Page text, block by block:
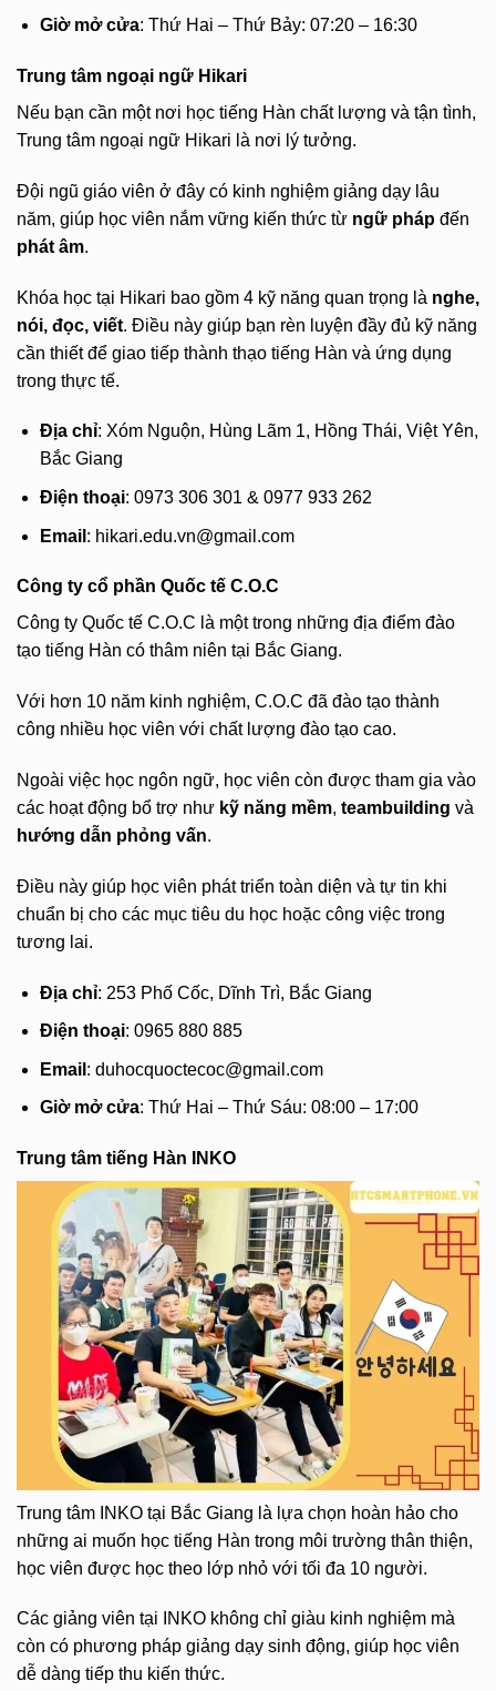
Giờ mở cửa: Thứ Hai – Thứ Bảy: 07:20 – 16:30
Trung tâm ngoại ngữ Hikari
Nếu bạn cần một nơi học tiếng Hàn chất lượng và tận tình,
Trung tâm ngoại ngữ Hikari là nơi lý tưởng.
Đội ngũ giáo viên ở đây có kinh nghiệm giảng dạy lâu
năm, giúp học viên nắm vững kiến thức từ ngữ pháp đến
phát âm.
Khóa học tại Hikari bao gồm 4 kỹ năng quan trọng là nghe,
nói, đọc, viết. Điều này giúp bạn rèn luyện đầy đủ kỹ năng
cần thiết để giao tiếp thành thạo tiếng Hàn và ứng dụng
trong thực tế.
Địa chỉ: Xóm Nguộn, Hùng Lãm 1, Hồng Thái, Việt Yên,
Bắc Giang
Điện thoại: 0973 306 301 & 0977 933 262
Email : hikari.edu.vn@gmail.com
Công ty cổ phần Quốc tế C.O.C
Công ty Quốc tế C.O.C là một trong những địa điểm đào
tạo tiếng Hàn có thâm niên tại Bắc Giang.
Với hơn 10 năm kinh nghiệm, C.O.C đã đào tạo thành
công nhiều học viên với chất lượng đào tạo cao.
Ngoài việc học ngôn ngữ, học viên còn được tham gia vào
các hoạt động bổ trợ như kỹ năng mềm, teambuilding và
hướng dẫn phỏng vấn.
Điều này giúp học viên phát triển toàn diện và tự tin khi
chuẩn bị cho các mục tiêu du học hoặc công việc trong
tương lai.
Địa chỉ: 253 Phố Cốc, Dĩnh Trì, Bắc Giang
Điện thoại: 0965 880 885
Email : duhocquoctecoc@gmail.com
Giờ mở cửa: Thứ Hai – Thứ Sáu: 08:00 – 17:00
Trung tâm tiếng Hàn INKO
Trung tâm INKO tại Bắc Giang là lựa chọn hoàn hảo cho
những ai muốn học tiếng Hàn trong môi trường thân thiện,
học viên được học theo lớp nhỏ với tối đa 10 người.
Các giảng viên tại INKO không chỉ giàu kinh nghiệm mà
còn có phương pháp giảng dạy sinh động, giúp học viên
dễ dàng tiếp thu kiến thức.